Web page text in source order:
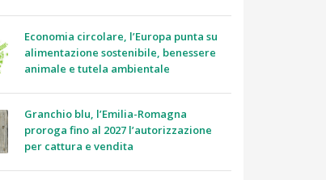
Economia circolare, l’Europa punta su
alimentazione sostenibile, benessere
animale e tutela ambientale
Granchio blu, l’Emilia-Romagna
proroga fino al 2027 l’autorizzazione
per cattura e vendita